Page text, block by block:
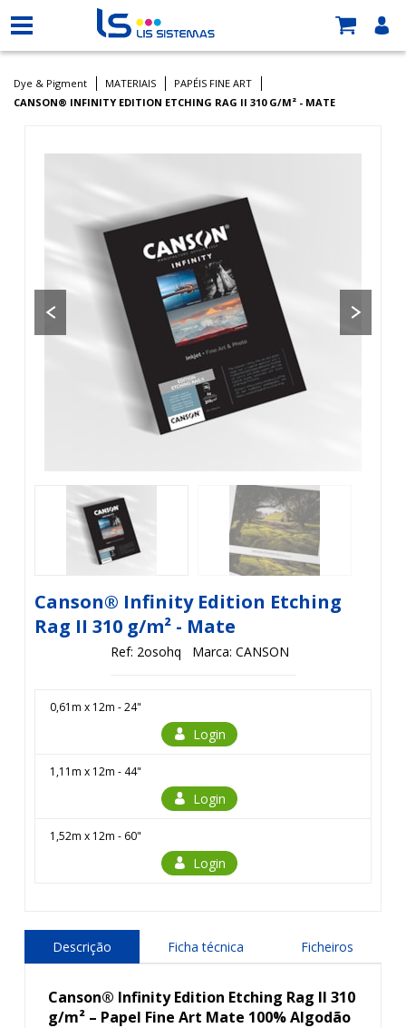
Dye & Pigment MATERIAIS
PAPÉIS FINE ART
CANSON® INFINITY EDITION ETCHING RAG II 310 G/M² - MATE
Canson® Infinity Edition Etching
Rag II 310 g/m² - Mate
Ref: 2osohq Marca: CANSON
0,61m x 12m - 24"
Login
1,11m x 12m - 44"
Login
1,52m x 12m - 60"
Login
Descrição Ficha técnica Ficheiros
Canson® Infinity Edition Etching Rag II 310
g/m² – Papel Fine Art Mate 100% Algodão